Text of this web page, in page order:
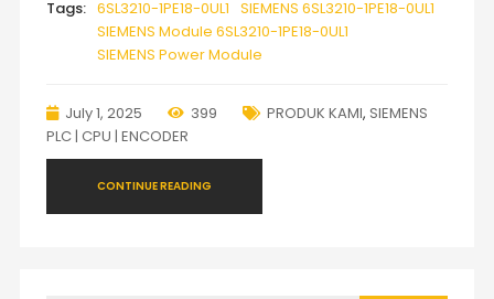
Tags: 6SL3210-1PE18-0UL1 SIEMENS 6SL3210-1PE18-0UL1
SIEMENS Module 6SL3210-1PE18-0UL1
SIEMENS Power Module
July 1, 2025 399 PRODUK KAMI, SIEMENS
PLC | CPU | ENCODER
CONTINUE READING